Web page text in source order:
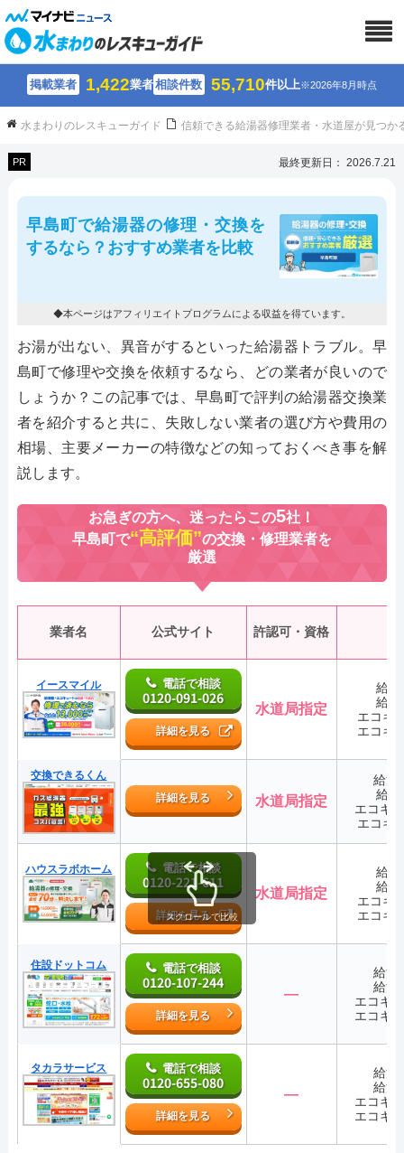
掲載業者 1,422業者相談件数 55,710件以上※2026年8月時点
水まわりのレスキューガイド 信頼できる給湯器修理業者・水道屋が見つか
PR 最終更新日： 2026.7.21
早島町で給湯器の修理・交換を
するなら？おすすめ業者を比較
◆本ページはアフィリエイトプログラムによる収益を得ています。
お湯が出ない、異音がするといった給湯器トラブル。早
島町で修理や交換を依頼するなら、どの業者が良いので
しょうか？この記事では、早島町で評判の給湯器交換業
者を紹介すると共に、失敗しない業者の選び方や費用の
相場、主要メーカーの特徴などの知っておくべき事を解
説します。
お急ぎの方へ、迷ったらこの5社！
早島町で“高評価”の交換・修理業者を
厳選
業者名 公式サイト 許認可・資格
イースマイル 電話で相談
0120-091-026
詳細を見る
水道局指定
給
給
エコキ
エコキ
交換できるくん
詳細を見る
水道局指定
給湯
給
エコキ
エコキ
ハウスラボホーム 電話で相談
0120-221-611
詳細を見る
水道局指定
給
給
エコキ
エコキ
住設ドットコム 電話で相談
0120-107-244
詳細を見る
―
給湯
給湯
エコキ
エコキ
タカラサービス 電話で相談
0120-655-080
詳細を見る
―
給湯
給湯
エコキ
エコキ
スクロールで比較